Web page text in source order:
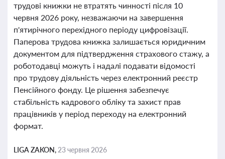
трудові книжки не втратять чинності після 10
червня 2026 року, незважаючи на завершення
п'ятирічного перехідного періоду цифровізації.
Паперова трудова книжка залишається юридичним
документом для підтвердження страхового стажу, а
роботодавці можуть і надалі подавати відомості
про трудову діяльність через електронний реєстр
Пенсійного фонду. Це рішення забезпечує
стабільність кадрового обліку та захист прав
працівників у період переходу на електронний
формат.
LIGA ZAKON, 23 червня 2026